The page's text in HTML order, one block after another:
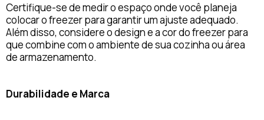
Certifique-se de medir o espaço onde você planeja
colocar o freezer para garantir um ajuste adequado.
Além disso, considere o design e a cor do freezer para
que combine com o ambiente de sua cozinha ou área
de armazenamento.
Durabilidade e Marca